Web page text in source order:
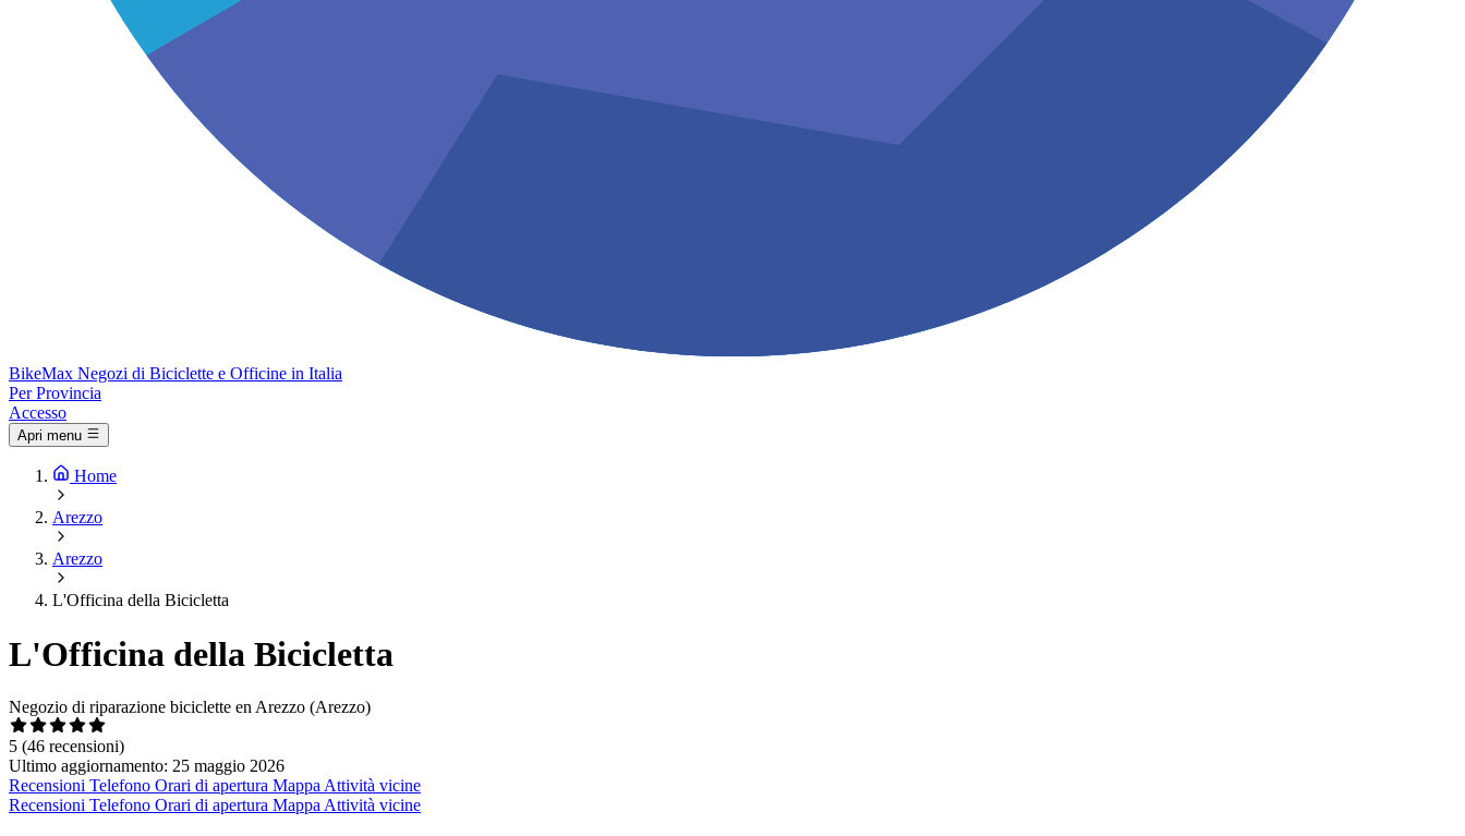
BikeMax Negozi di Biciclette e Officine in Italia
Per Provincia
Accesso
Apri menu
Home
Arezzo
Arezzo
L'Officina della Bicicletta
L'Officina della Bicicletta
Negozio di riparazione biciclette en Arezzo (Arezzo)
5 (46 recensioni)
Ultimo aggiornamento: 25 maggio 2026
Recensioni Telefono Orari di apertura Mappa Attività vicine
Recensioni Telefono Orari di apertura Mappa Attività vicine